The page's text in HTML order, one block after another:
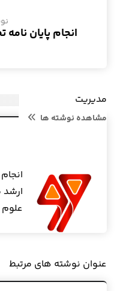
انجام پایان
مدیریت
مشاهده نوشته ها
علوم
عنوان ‫نوشته های مرتبط